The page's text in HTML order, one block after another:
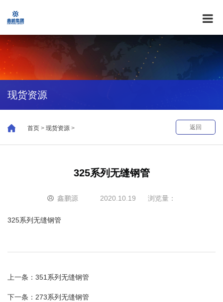
现货资源
首页 > 现货资源 > 返回
325系列无缝钢管
鑫鹏源 2020.10.19 浏览量：
325系列无缝钢管
上一条：351系列无缝钢管
下一条：273系列无缝钢管